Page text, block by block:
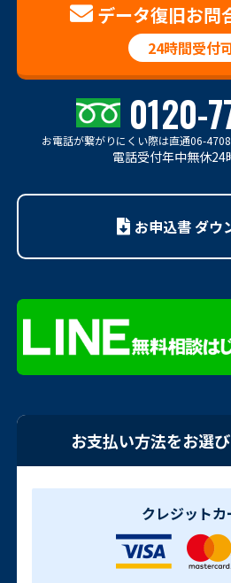
データ復旧お問
24時間受付
0120-
お電話が繋がりにくい際は直通06-
電話受付年中無休24
お申込書 ダウ
お支払い方法をお選
クレジットカ